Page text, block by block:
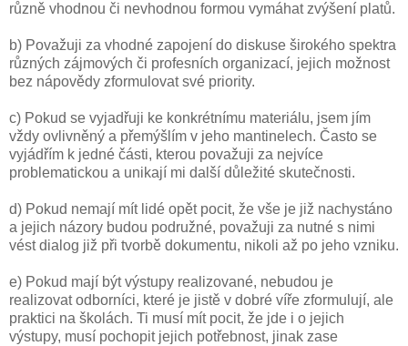
různě vhodnou či nevhodnou formou vymáhat zvýšení platů.
b) Považuji za vhodné zapojení do diskuse širokého spektra
různých zájmových či profesních organizací, jejich možnost
bez nápovědy zformulovat své priority.
c) Pokud se vyjadřuji ke konkrétnímu materiálu, jsem jím
vždy ovlivněný a přemýšlím v jeho mantinelech. Často se
vyjádřím k jedné části, kterou považuji za nejvíce
problematickou a unikají mi další důležité skutečnosti.
d) Pokud nemají mít lidé opět pocit, že vše je již nachystáno
a jejich názory budou podružné, považuji za nutné s nimi
vést dialog již při tvorbě dokumentu, nikoli až po jeho vzniku.
e) Pokud mají být výstupy realizované, nebudou je
realizovat odborníci, které je jistě v dobré víře zformulují, ale
praktici na školách. Ti musí mít pocit, že jde i o jejich
výstupy, musí pochopit jejich potřebnost, jinak zase